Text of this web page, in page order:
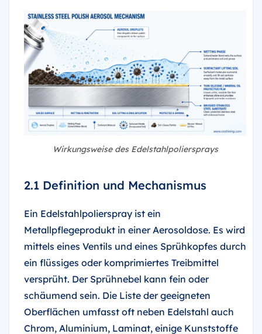
Wirkungsweise des Edelstahlpoliersprays
2.1 Definition und Mechanismus
Ein Edelstahlpolierspray ist ein
Metallpflegeprodukt in einer Aerosoldose. Es wird
mittels eines Ventils und eines Sprühkopfes durch
ein flüssiges oder komprimiertes Treibmittel
versprüht. Der Sprühnebel kann fein oder
schäumend sein. Die Liste der geeigneten
Oberflächen umfasst oft neben Edelstahl auch
Chrom, Aluminium, Laminat, einige Kunststoffe